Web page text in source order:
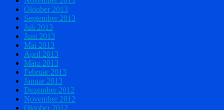
Oktober 2013
September 2013
Juli 2013
Juni 2013
Mai 2013
April 2013
März 2013
Februar 2013
Januar 2013
Dezember 2012
November 2012
Oktober 2012